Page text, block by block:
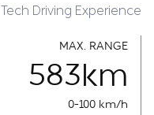
Tech Driving Experience
0-100 km/h
MAX. RANGE
583km